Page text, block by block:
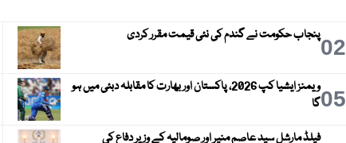
02پنجاب حکومت نے گندم کی نئی قیمت مقرر کردی
05
ویمنز ایشیا کپ 2026، پاکستان اور بھارت کا مقابلہ دبئی میں ہو
گا
فیلڈ مارشل سید عاصم منیر اور صومالیہ کے وزیر دفاع کی